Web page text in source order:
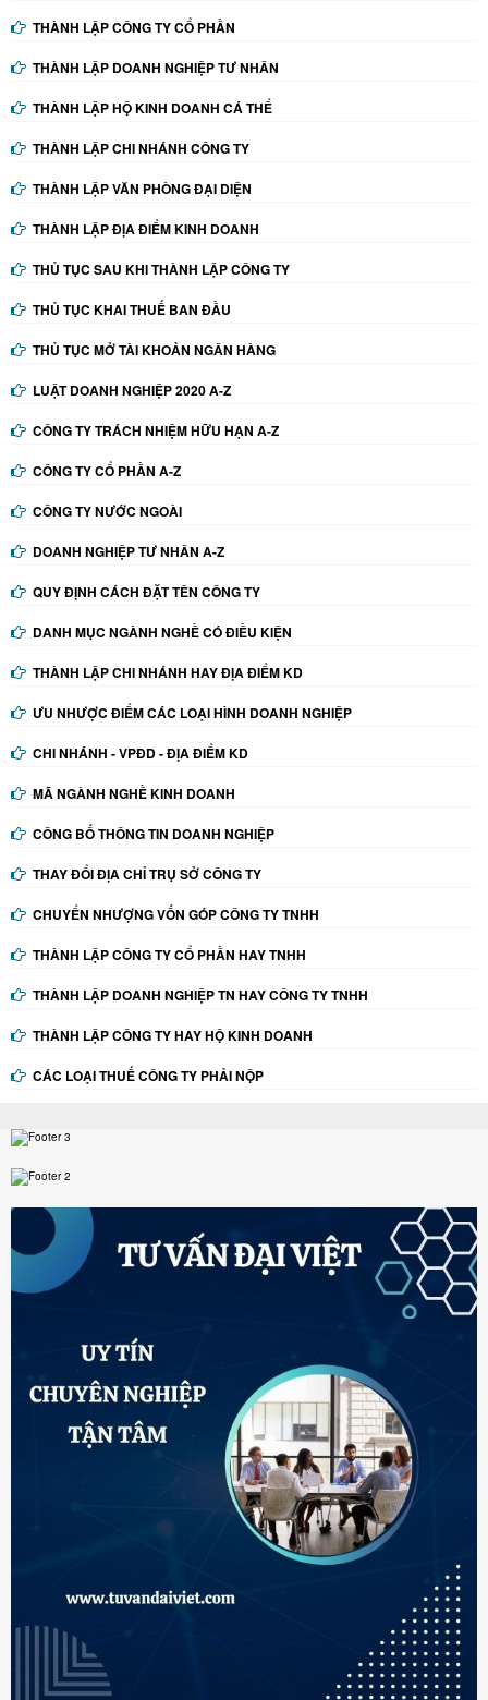
THÀNH LẬP CÔNG TY CỔ PHẦN
THÀNH LẬP DOANH NGHIỆP TƯ NHÂN
THÀNH LẬP HỘ KINH DOANH CÁ THỂ
THÀNH LẬP CHI NHÁNH CÔNG TY
THÀNH LẬP VĂN PHÒNG ĐẠI DIỆN
THÀNH LẬP ĐỊA ĐIỂM KINH DOANH
THỦ TỤC SAU KHI THÀNH LẬP CÔNG TY
THỦ TỤC KHAI THUẾ BAN ĐẦU
THỦ TỤC MỞ TÀI KHOẢN NGÂN HÀNG
LUẬT DOANH NGHIỆP 2020 A-Z
CÔNG TY TRÁCH NHIỆM HỮU HẠN A-Z
CÔNG TY CỔ PHẦN A-Z
CÔNG TY NƯỚC NGOÀI
DOANH NGHIỆP TƯ NHÂN A-Z
QUY ĐỊNH CÁCH ĐẶT TÊN CÔNG TY
DANH MỤC NGÀNH NGHỀ CÓ ĐIỀU KIỆN
THÀNH LẬP CHI NHÁNH HAY ĐỊA ĐIỂM KD
ƯU NHƯỢC ĐIỂM CÁC LOẠI HÌNH DOANH NGHIỆP
CHI NHÁNH - VPĐD - ĐỊA ĐIỂM KD
MÃ NGÀNH NGHỀ KINH DOANH
CÔNG BỐ THÔNG TIN DOANH NGHIỆP
THAY ĐỔI ĐỊA CHỈ TRỤ SỞ CÔNG TY
CHUYỂN NHƯỢNG VỐN GÓP CÔNG TY TNHH
THÀNH LẬP CÔNG TY CỔ PHẦN HAY TNHH
THÀNH LẬP DOANH NGHIỆP TN HAY CÔNG TY TNHH
THÀNH LẬP CÔNG TY HAY HỘ KINH DOANH
CÁC LOẠI THUẾ CÔNG TY PHẢI NỘP